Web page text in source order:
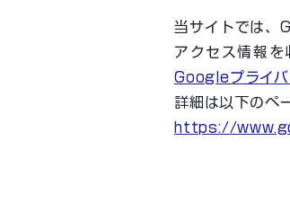
当サイトでは、
アクセス情報を
Googleプライ
詳細は以下のペ
https://